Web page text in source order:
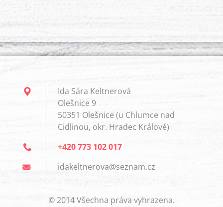
Ida Sára Keltnerová
Olešnice 9
50351 Olešnice (u Chlumce nad
Cidlinou, okr. Hradec Králové)
+420 773 102 017
idakeltnerova@seznam.cz
© 2014 Všechna práva vyhrazena.